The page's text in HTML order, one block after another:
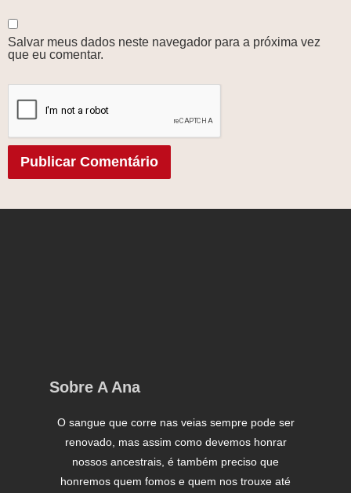
Salvar meus dados neste navegador para a próxima vez
que eu comentar.
Sobre A Ana
O sangue que corre nas veias sempre pode ser
renovado, mas assim como devemos honrar
nossos ancestrais, é também preciso que
honremos quem fomos e quem nos trouxe até